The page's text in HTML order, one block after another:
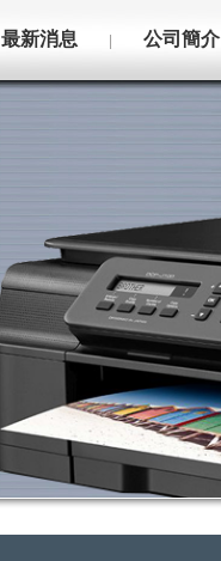
最新消息 公司簡介